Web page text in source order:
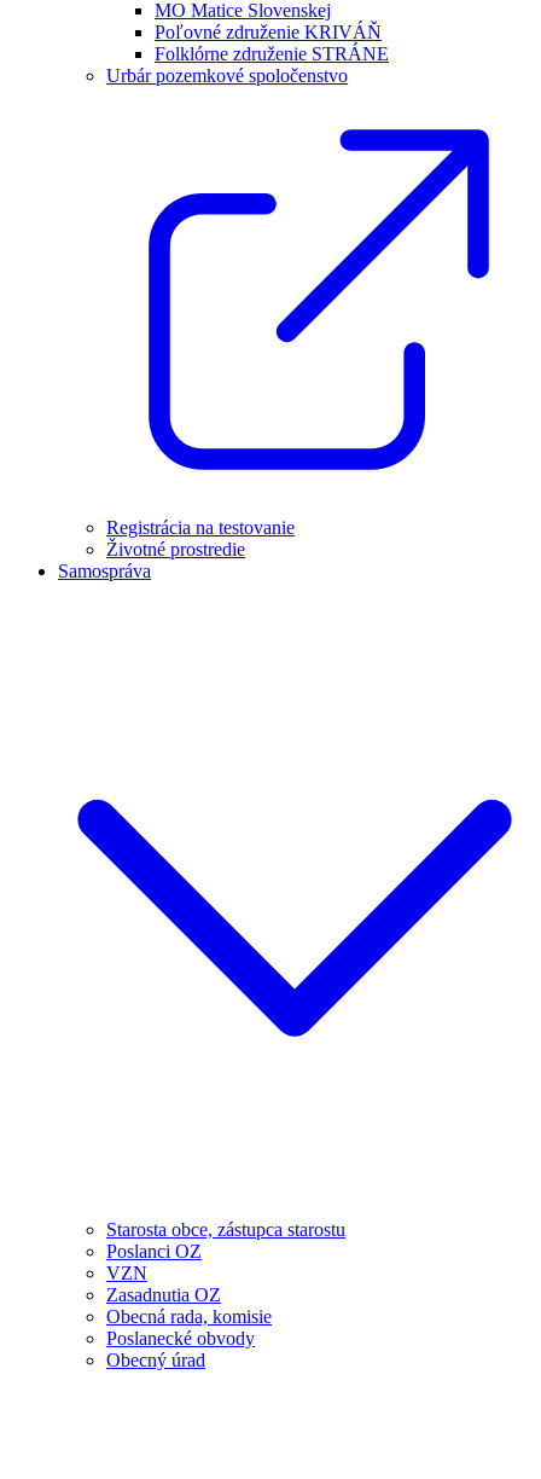
MO Matice Slovenskej
Poľovné združenie KRIVÁŇ
Folklórne združenie STRÁNE
Urbár pozemkové spoločenstvo
Registrácia na testovanie
Životné prostredie
Samospráva
Starosta obce, zástupca starostu
Poslanci OZ
VZN
Zasadnutia OZ
Obecná rada, komisie
Poslanecké obvody
Obecný úrad